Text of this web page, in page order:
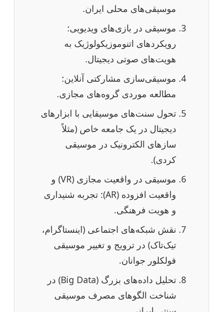
موسیقی‌های محلی ایران.
موسیقی در بازی‌های ویدیویی:
رویکردهای اتنوموزیکولوژیک به
هویت‌های صوتی دیجیتال.
موسیقی‌سازی مشارکتی آنلاین:
مطالعه موردی گروه‌های مجازی.
تحول سنت‌های موسیقایی با ابزارهای
دیجیتال در یک جامعه خاص (مثلاً
سازهای الکترونیک در موسیقی
کردی).
موسیقی در واقعیت مجازی (VR) و
واقعیت افزوده (AR): تجربه شنیداری
و هویت فرهنگی.
نقش شبکه‌های اجتماعی (اینستاگرام،
تیک‌تاک) در ترویج و تغییر موسیقی
فولکلور جوانان.
تحلیل داده‌های بزرگ (Big Data) در
شناخت الگوهای مصرف موسیقی